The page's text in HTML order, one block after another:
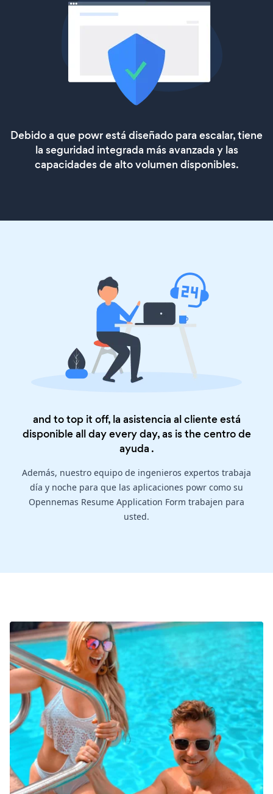
Debido a que powr está diseñado para escalar, tiene
la seguridad integrada más avanzada y las
capacidades de alto volumen disponibles.
and to top it off, la asistencia al cliente está
disponible all day every day, as is thecentro de
ayuda .
Además, nuestro equipo de ingenieros expertos trabaja
día y noche para que las aplicaciones powr como su
Opennemas Resume Application Form trabajen para
usted.